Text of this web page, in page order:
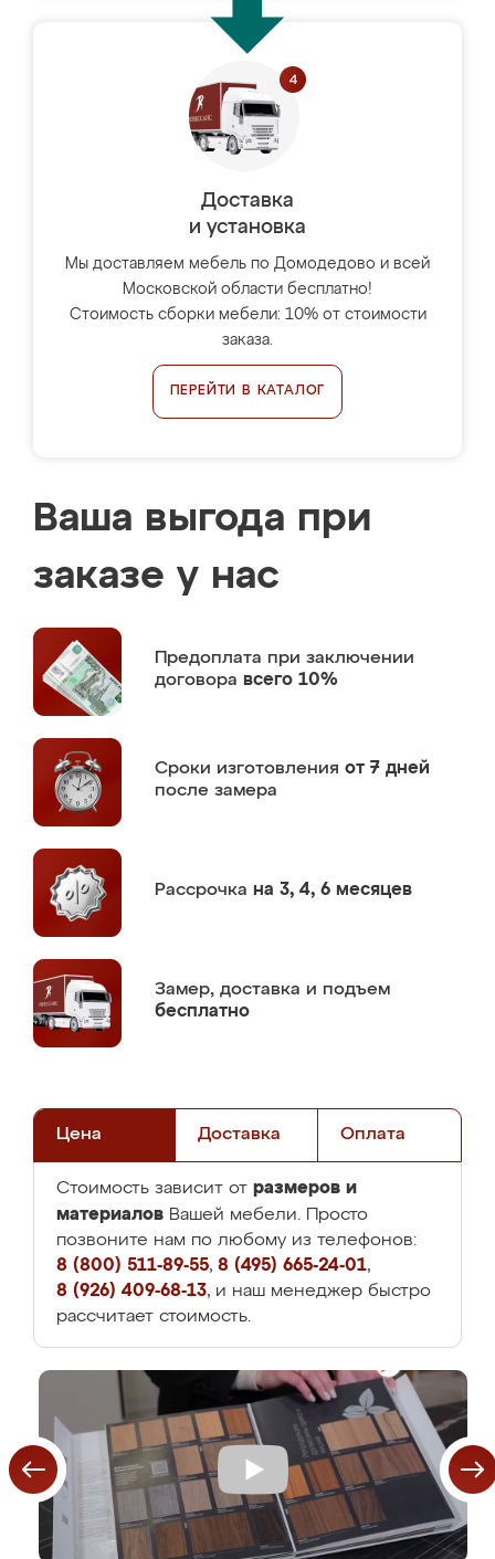
Доставка
и установка
Мы доставляем мебель по Домодедово и всей
Московской области бесплатно!
Стоимость сборки мебели: 10% от стоимости
заказа.
ПЕРЕЙТИ В КАТАЛОГ
Ваша выгода при
заказе у нас
Предоплата при заключении
договора всего 10%
Сроки изготовления от 7 дней
после замера
Рассрочка на 3, 4, 6 месяцев
Замер, доставка и подъем
бесплатно
Цена Доставка Оплата
Стоимость зависит от размеров и
материалов Вашей мебели. Просто
позвоните нам по любому из телефонов:
8 (800) 511-89-55, 8 (495) 665-24-01,
8 (926) 409-68-13, и наш менеджер быстро
рассчитает стоимость.